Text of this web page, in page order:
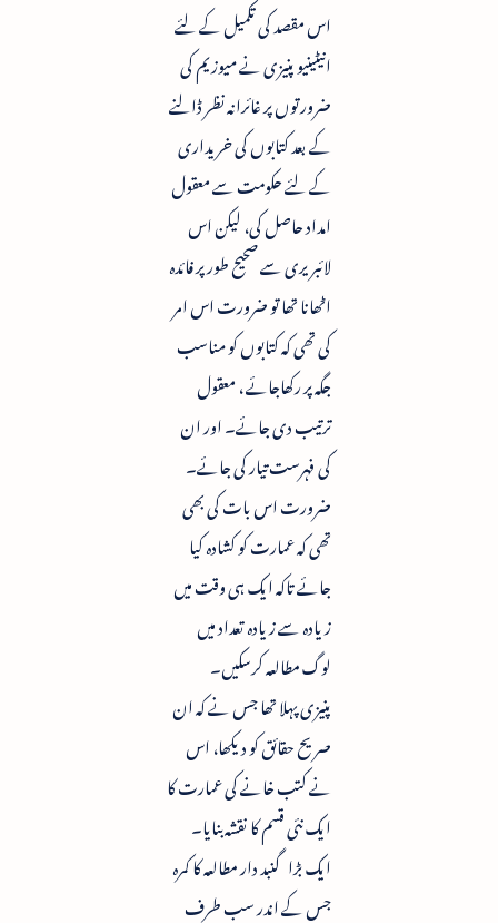
اس مقصد کی تکمیل کے لئے
انیٹینیو پنیزی نے میوزیم کی
ضرورتوں پر غائرانہ نظر ڈالنے
کے بعد کتابوں کی خریداری
کے لئے حکومت سے معقول
امداد حاصل کی، لیکن اس
لائبریری سے صحیح طور پر فائدہ
اٹھانا تھا تو ضرورت اس امر
کی تھی کہ کتابوں کو مناسب
جگہ پر رکھاجائے ، معقول
ترتیب دی جائے۔ اور ان
کی فہرست تیار کی جائے۔
ضرورت اس بات کی بھی
تھی کہ عمارت کو کشادہ کیا
جائے تاکہ ایک ہی وقت میں
زیادہ سے زیادہ تعداد میں
لوگ مطالعہ کرسکیں۔
پنیزی پہلا تھا جس نے کہ ان
صریح حقائق کو دیکھا، اس
نے کتب خانے کی عمارت کا
ایک نئی قسم کا نقشہ بنایا۔
ایک بڑا گنبد دار مطالعہ کا کمرہ
جس کے اندر سب طرف